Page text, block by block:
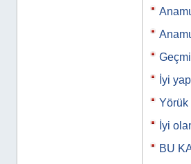
İyi
Yörük
İyi
BU